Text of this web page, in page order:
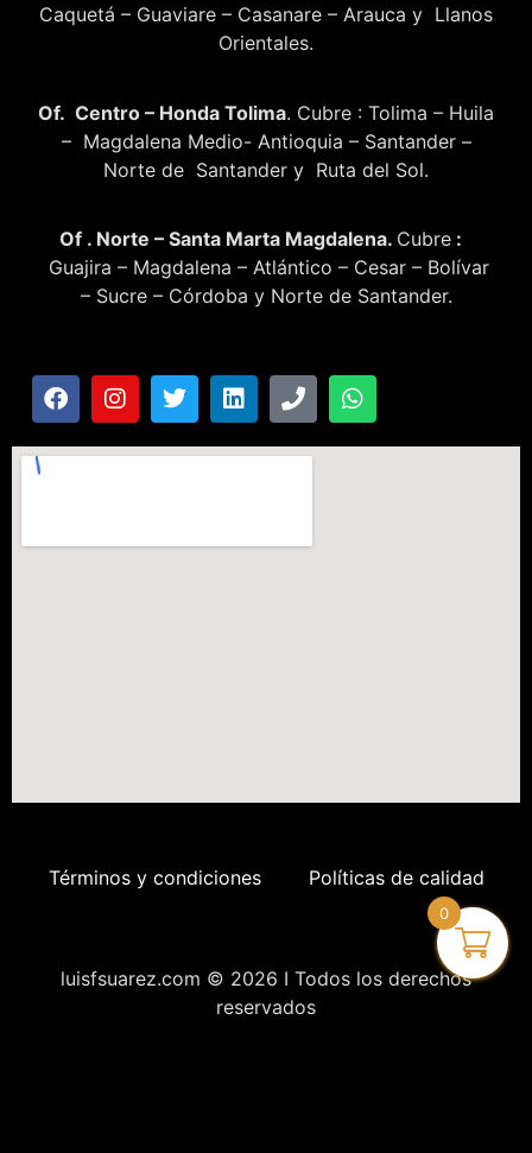
Caquetá – Guaviare – Casanare – Arauca y Llanos
Orientales.
Of. Centro – Honda Tolima. Cubre : Tolima – Huila
– Magdalena Medio- Antioquia – Santander –
Norte de Santander y Ruta del Sol.
Of . Norte – Santa Marta Magdalena. Cubre :
Guajira – Magdalena – Atlántico – Cesar – Bolívar
– Sucre – Córdoba y Norte de Santander.
Términos y condiciones Políticas de calidad
luisfsuarez.com © 2026 I Todos los derechos
reservados
0